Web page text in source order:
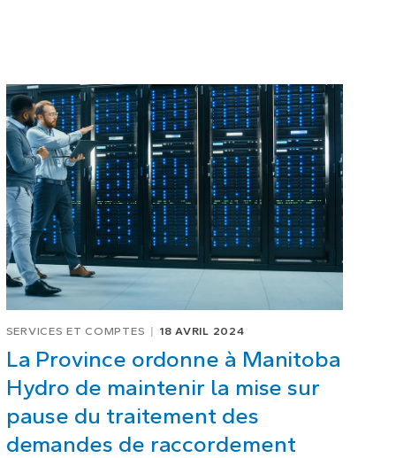
SERVICES ET COMPTES 18 AVRIL 2024
La Province ordonne à Manitoba
Hydro de maintenir la mise sur
pause du traitement des
demandes de raccordement